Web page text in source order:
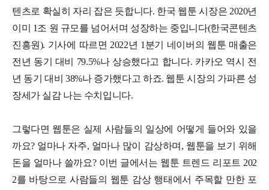
텐츠로 확실히 자리 잡은 듯합니다. 한국 웹툰 시장은 2020년
이미 1조 원 규모를 넘어서며 성장하는 중입니다(한국콘텐츠
진흥원). 기사에 따르면 2022년 1분기 네이버의 웹툰 매출은
전년 동기 대비 79.5%나 상승했다고 합니다. 카카오 역시 전
년 동기 대비 38%나 증가했다고 하죠. 웹툰 시장의 가파른 성
장세가 실감 나는 수치입니다.
그렇다면 웹툰은 실제 사람들의 일상에 어떻게 들어와 있을
까요? 얼마나 자주, 얼마나 많이 감상하며, 웹툰을 보기 위해
돈을 얼마나 쓸까요? 이번 글에서는 웹툰 트렌드 리포트 202
2를 바탕으로 사람들의 웹툰 감상 행태에서 주목할 만한 포